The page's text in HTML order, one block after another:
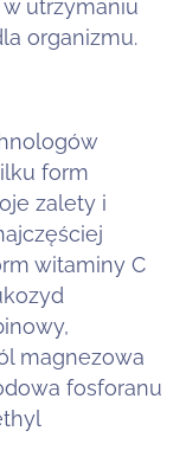
utrzymaniu
organizmu.
form
zalety i
witaminy C
magnezowa
fosforanu